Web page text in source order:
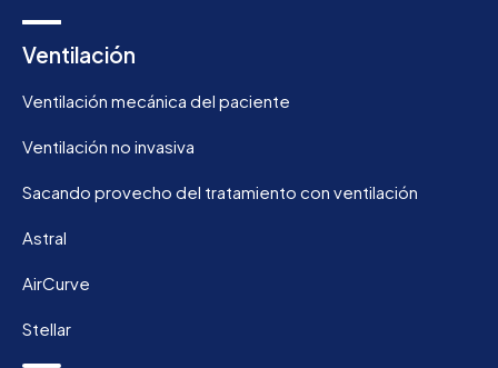
Ventilación
Ventilación mecánica del paciente
Ventilación no invasiva
Sacando provecho del tratamiento con ventilación
Astral
AirCurve
Stellar